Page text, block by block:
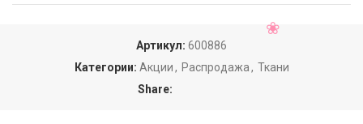
Артикул: 600886
Категории: Акции, Распродажа, Ткани
Share: